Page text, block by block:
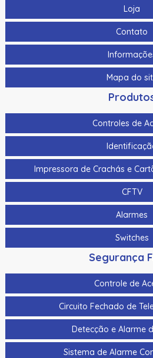
Loja
Contato
Mapa do
Controles de
Impressora de Crachás e
CFTV
Alarmes
Switches
Segurança
Controle de
Circuito Fechado de
Detecção e Alarme
Sistema de Alarme